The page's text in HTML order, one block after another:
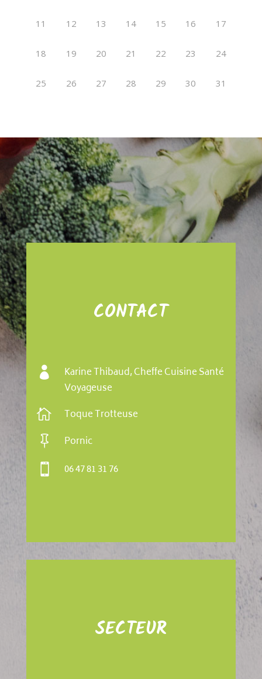
11 12 13 14 15 16 17
18 19 20 21 22 23 24
25 26 27 28 29 30 31
CONTACT

Karine Thibaud, Cheffe Cuisine Santé
Voyageuse
 Toque Trotteuse
 Pornic
 06 47 81 31 76
SECTEUR